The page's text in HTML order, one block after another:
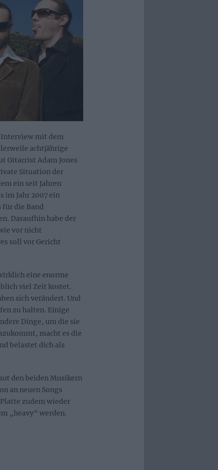
Interview mit dem
achtjährige
Gitarrist Adam Jones
Situation der
ein seit Jahren
im Jahr 2007 ein
für die Band
Daraufhin habe der
vor nicht
soll vor Gericht
eine enorme
viel Zeit kostet.
sich verändert. Und
zu halten. Einige
Dinge, um die sie
macht es die
belastet dich als
den beiden Musikern
an neuen Songs
zudem wieder
„heavy“ werden.